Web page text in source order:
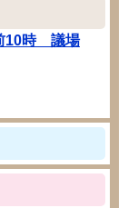
10時 議場